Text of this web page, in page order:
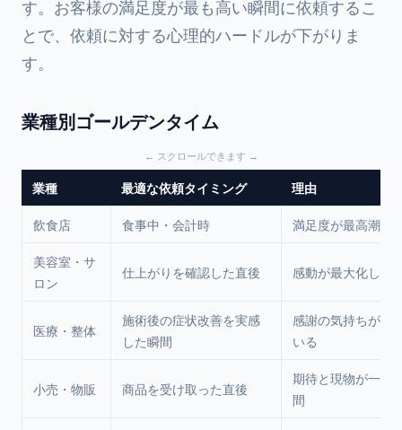
す。お客様の満足度が最も高い瞬間に依頼するこ
とで、依頼に対する心理的ハードルが下がりま
す。
業種別ゴールデンタイム
業種 最適な依頼タイミング 理由
飲食店 食事中・会計時 満足度が最高潮の
美容室・サ
ロン
仕上がりを確認した直後 感動が最大化して
医療・整体
施術後の症状改善を実感
した瞬間
感謝の気持ちが高
いる
小売・物販 商品を受け取った直後
期待と現物が一致
間